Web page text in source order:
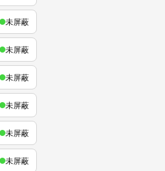
未屏蔽
未屏蔽
未屏蔽
未屏蔽
未屏蔽
未屏蔽